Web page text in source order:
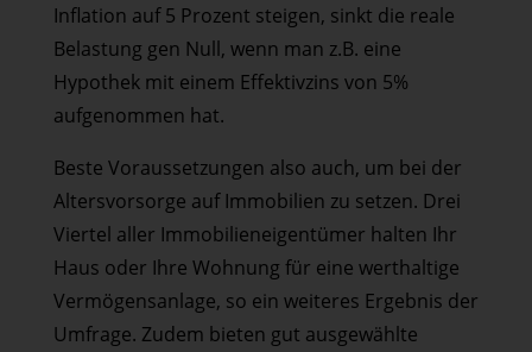
Inflation auf 5 Prozent steigen, sinkt die reale
Belastung gen Null, wenn man z.B. eine
Hypothek mit einem Effektivzins von 5%
aufgenommen hat.
Beste Voraussetzungen also auch, um bei der
Altersvorsorge auf Immobilien zu setzen. Drei
Viertel aller Immobilieneigentümer halten Ihr
Haus oder Ihre Wohnung für eine werthaltige
Vermögensanlage, so ein weiteres Ergebnis der
Umfrage. Zudem bieten gut ausgewählte